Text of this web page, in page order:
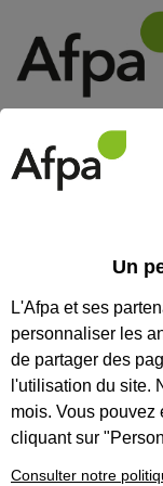
Un
L'Afpa et ses
personnaliser les
de partager des
l'utilisation du site.
mois. Vous pouvez
cliquant sur
Consulter notre